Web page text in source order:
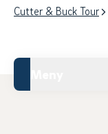
Cutter & Buck Tour